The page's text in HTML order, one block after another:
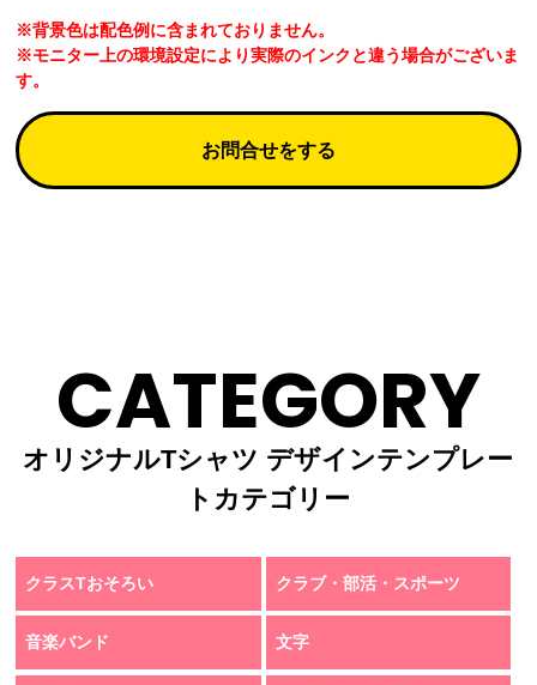
※背景色は配色例に含まれておりません。
※モニター上の環境設定により実際のインクと違う場合がございま
す。
お問合せをする
CATEGORY
オリジナルTシャツ デザインテンプレー
トカテゴリー
クラスTおそろい クラブ・部活・スポーツ
音楽バンド 文字